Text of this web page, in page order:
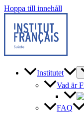
Hoppa till innehåll
Institutet
Vad är
FAQ